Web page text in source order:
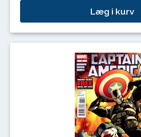
Læg i kurv